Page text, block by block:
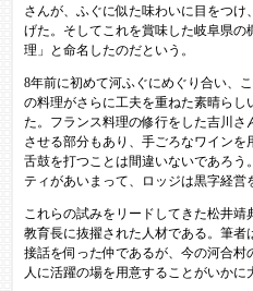
さんが、ふぐに似た味わいに目をつ
げた。そしてこれを賞味した岐阜県
理」と命名したのだという。
8年前に初めて河ふぐにめぐり合い、
の料理がさらに工夫を重ねた素晴ら
た。フランス料理の修行をした吉川さ
させる部分もあり、手ごろなワイン
舌鼓を打つことは間違いないであろう
ティがあいまって、ロッジは黒字経営
これらの試みをリードしてきた松井
教育長に抜擢された人材である。筆
接話を伺った仲であるが、今の河合
人に活躍の場を用意することがいかに